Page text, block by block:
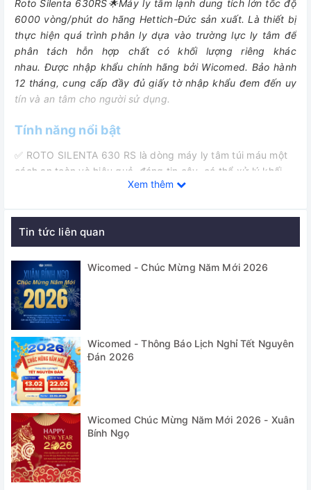
Roto Silenta 630RS🌟Máy ly tâm lạnh dung tích lớn tốc độ
6000 vòng/phút do hãng Hettich-Đức sản xuất. Là thiết bị
thực hiện quá trình phân ly dựa vào trường lực ly tâm để
phân tách hỗn hợp chất có khối lượng riêng khác
nhau. Được nhập khẩu chính hãng bởi Wicomed. Bảo hành
12 tháng, cung cấp đầy đủ giấy tờ nhập khẩu đem đến uy
tín và an tâm cho người sử dụng.
Tính năng nổi bật
✅ ROTO SILENTA 630 RS là dòng máy ly tâm túi máu một
cách an toàn và hiệu quả, đáng tin cậy, có thể xử lý khối
lượng lớn: công suất tối đa của nó là 6 x 2.000 ml / 12 x
✅ Máy có tốc độ cao lên đến 4500 vòng/phút với rotor
văng, RCF 5252.
+ Hệ thống túi máu
+ Chai lên đến 2.000 ml
+ Các ống và bình bảo quản mẫu máu khác nhau
- Dễ dàng di chuyển nhờ được trang bị các bánh xe tiêu
chuẩn.
✅ Tiếng ồn thấp
✅ Nhiệt độ được thiết lập trong khoảng -20°C đến +40°C
✅ Nắp được khóa khi rotor đang chạy
✅ Cảnh báo motor hoặc buồng ly tâm quá nóng
Xem thêm
Tin tức liên quan
Wicomed - Chúc Mừng Năm Mới 2026
Wicomed - Thông Báo Lịch Nghỉ Tết Nguyên
Đán 2026
Wicomed Chúc Mừng Năm Mới 2026 - Xuân
Bính Ngọ